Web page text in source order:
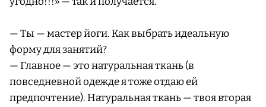
— Ты — мастер йоги. Как выбрать идеальную
форму для занятий?
— Главное — это натуральная ткань (в
повседневной одежде я тоже отдаю ей
предпочтение). Натуральная ткань — твоя вторая